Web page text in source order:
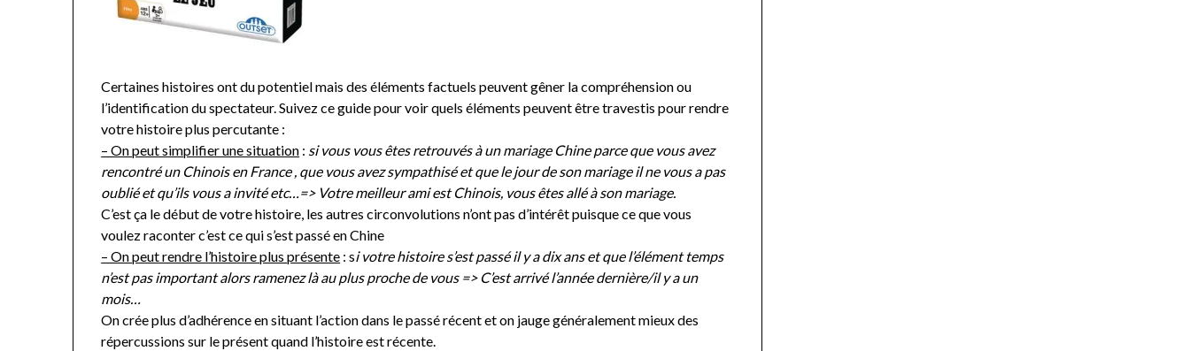
Certaines histoires ont du potentiel mais des éléments factuels peuvent gêner la compréhension ou
l’identification du spectateur. Suivez ce guide pour voir quels éléments peuvent être travestis pour rendre
votre histoire plus percutante :
– On peut simplifier une situation : si vous vous êtes retrouvés à un mariage Chine parce que vous avez
rencontré un Chinois en France , que vous avez sympathisé et que le jour de son mariage il ne vous a pas
oublié et qu’ils vous a invité etc…=> Votre meilleur ami est Chinois, vous êtes allé à son mariage.
C’est ça le début de votre histoire, les autres circonvolutions n’ont pas d’intérêt puisque ce que vous
voulez raconter c’est ce qui s’est passé en Chine
– On peut rendre l’histoire plus présente : si votre histoire s’est passé il y a dix ans et que l’élément temps
n’est pas important alors ramenez là au plus proche de vous => C’est arrivé l’année dernière/il y a un
mois…
On crée plus d’adhérence en situant l’action dans le passé récent et on jauge généralement mieux des
répercussions sur le présent quand l’histoire est récente.